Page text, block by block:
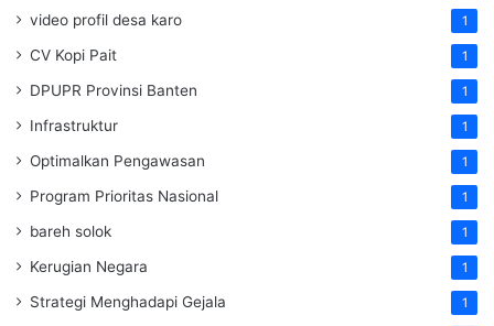
video profil desa karo 1
CV Kopi Pait 1
DPUPR Provinsi Banten 1
Infrastruktur 1
Optimalkan Pengawasan 1
Program Prioritas Nasional 1
bareh solok 1
Kerugian Negara 1
Strategi Menghadapi Gejala 1